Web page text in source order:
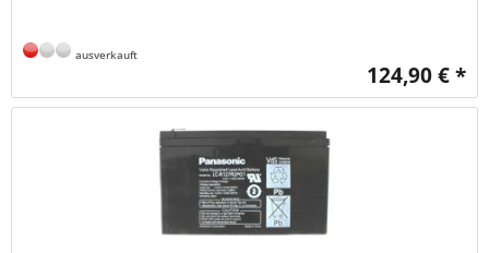
ausverkauft
124,90 € *